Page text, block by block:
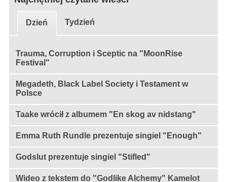
Dzień Tydzień
Trauma, Corruption i Sceptic na "MoonRise
Festival"
Megadeth, Black Label Society i Testament w
Polsce
Taake wrócił z albumem "En skog av nidstang"
Emma Ruth Rundle prezentuje singiel "Enough"
Godslut prezentuje singiel "Stifled"
Wideo z tekstem do "Godlike Alchemy" Kamelot